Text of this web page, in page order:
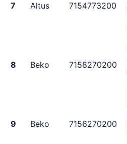
7
Altus 7154773200
8
Beko 7158270200
9
Beko 7156270200